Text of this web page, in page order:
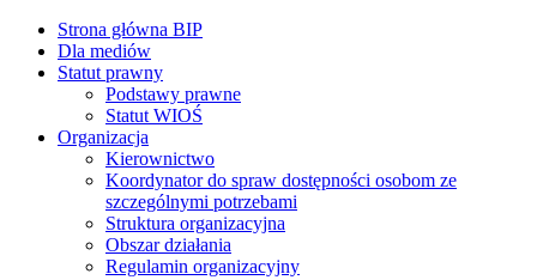
Strona główna BIP
Dla mediów
Statut prawny
Podstawy prawne
Statut WIOŚ
Organizacja
Kierownictwo
Koordynator do spraw dostępności osobom ze
szczególnymi potrzebami
Struktura organizacyjna
Obszar działania
Regulamin organizacyjny